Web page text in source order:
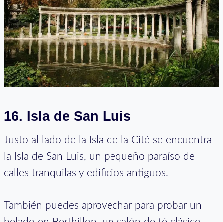
16. Isla de San Luis
Justo al lado de la Isla de la Cité se encuentra
la Isla de San Luis, un pequeño paraíso de
calles tranquilas y edificios antiguos.
También puedes aprovechar para probar un